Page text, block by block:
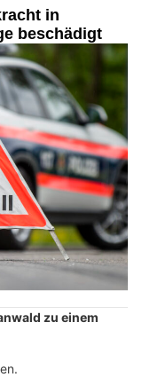
in
beschädigt
zu einem